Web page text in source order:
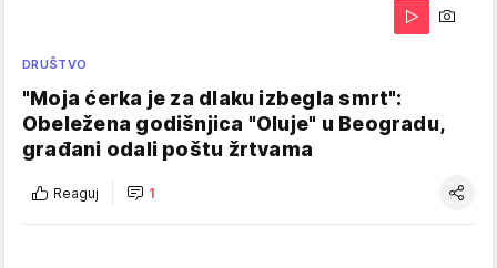
DRUŠTVO
"Moja ćerka je za dlaku izbegla smrt":
Obeležena godišnjica "Oluje" u Beogradu,
građani odali poštu žrtvama
Reaguj 1